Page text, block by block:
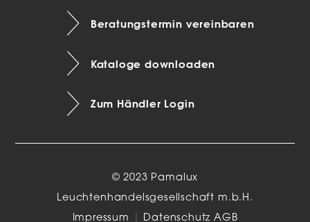
Beratungstermin vereinbaren
Kataloge downloaden
Zum Händler Login
© 2023 Pamalux
Leuchtenhandelsgesellschaft m.b.H.
Impressum
Datenschutz AGB